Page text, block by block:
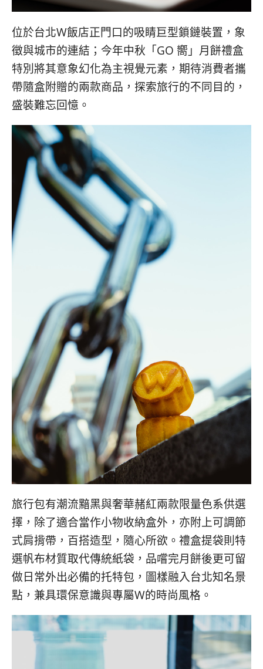
位於台北W飯店正門口的吸睛巨型鎖鏈裝置，象
徵與城市的連結；今年中秋「GO 嚮」月餅禮盒
特別將其意象幻化為主視覺元素，期待消費者攜
帶隨盒附贈的兩款商品，探索旅行的不同目的，
盛裝難忘回憶。
旅行包有潮流黯黑與奢華赭紅兩款限量色系供選
擇，除了適合當作小物收納盒外，亦附上可調節
式肩揹帶，百搭造型，隨心所欲。禮盒提袋則特
選帆布材質取代傳統紙袋，品嚐完月餅後更可留
做日常外出必備的托特包，圖樣融入台北知名景
點，兼具環保意識與專屬W的時尚風格。